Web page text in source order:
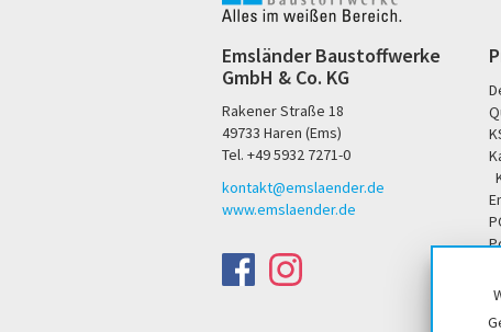
Emsländer Baustoffwerke
GmbH & Co. KG
Rakener Straße 18
49733 Haren (Ems)
Tel. +49 5932 7271-0
kontakt@emslaender.de
www.emslaender.de